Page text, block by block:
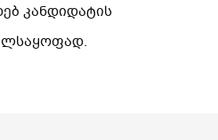
კანდიდატის